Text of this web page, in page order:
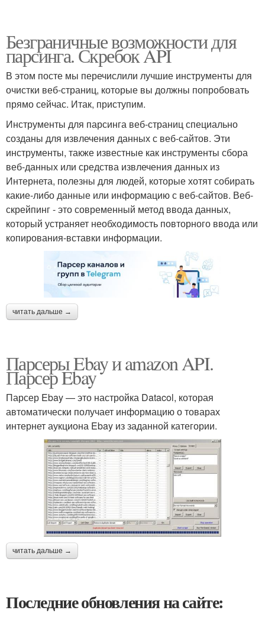
Безграничные возможности для
парсинга. Скребок API
В этом посте мы перечислили лучшие инструменты для
очистки веб-страниц, которые вы должны попробовать
прямо сейчас. Итак, приступим.
Инструменты для парсинга веб-страниц специально
созданы для извлечения данных с веб-сайтов. Эти
инструменты, также известные как инструменты сбора
веб-данных или средства извлечения данных из
Интернета, полезны для людей, которые хотят собирать
какие-либо данные или информацию с веб-сайтов. Веб-
скрейпинг - это современный метод ввода данных,
который устраняет необходимость повторного ввода или
копирования-вставки информации.
читать дальше →
Парсеры Ebay и amazon API.
Парсер Ebay
Парсер Ebay — это настройка Datacol, которая
автоматически получает информацию о товарах
интернет аукциона Ebay из заданной категории.
читать дальше →
Последние обновления на сайте: